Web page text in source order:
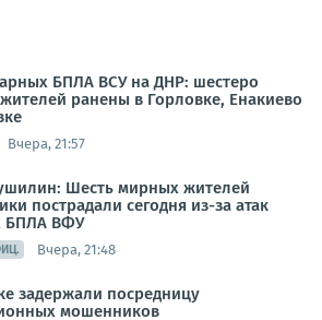
БПЛА ВСУ на ДНР: шестеро
ранены в Горловке, Енакиево
Вчера, 21:57
Шесть мирных жителей
пострадали сегодня из-за атак
БПЛА ВФУ
Вчера, 21:48
задержали посредницу
мошенников